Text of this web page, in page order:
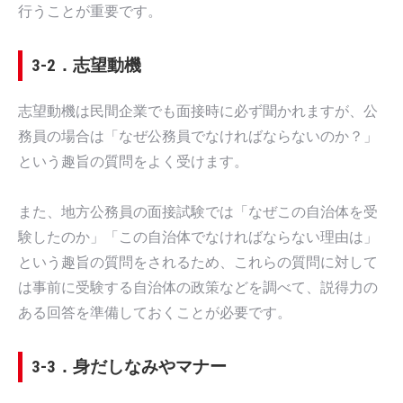
行うことが重要です。
3-2．志望動機
志望動機は民間企業でも面接時に必ず聞かれますが、公
務員の場合は「なぜ公務員でなければならないのか？」
という趣旨の質問をよく受けます。
また、地方公務員の面接試験では「なぜこの自治体を受
験したのか」「この自治体でなければならない理由は」
という趣旨の質問をされるため、これらの質問に対して
は事前に受験する自治体の政策などを調べて、説得力の
ある回答を準備しておくことが必要です。
3-3．身だしなみやマナー